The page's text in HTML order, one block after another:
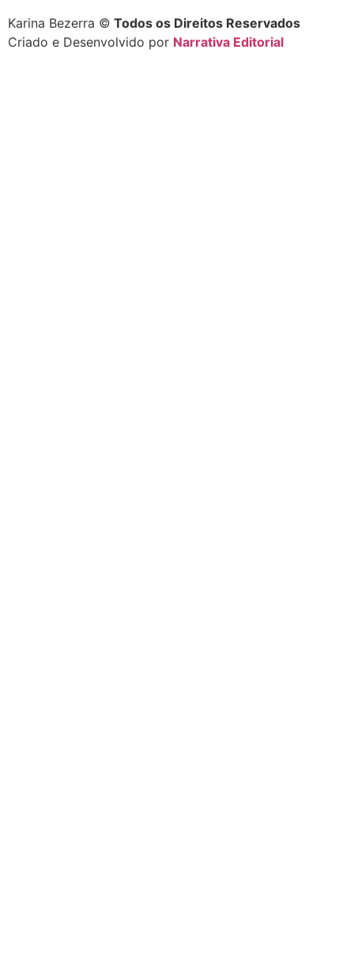
Karina Bezerra ©️ Todos os Direitos Reservados
Criado e Desenvolvido por Narrativa Editorial